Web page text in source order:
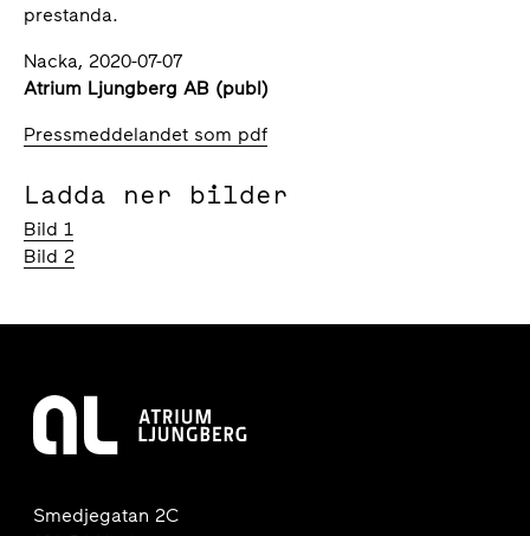
prestanda.
Nacka, 2020-07-07
Atrium Ljungberg AB (publ)
Pressmeddelandet som pdf
Ladda ner bilder
Bild 1
Bild 2
Smedjegatan 2C